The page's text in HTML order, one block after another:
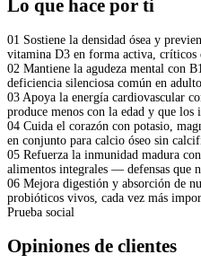
Lo que hace por ti
01 Sostiene la densidad ósea y
vitamina D3 en forma activa, críticos
02 Mantiene la agudeza mental con
deficiencia silenciosa común en
03 Apoya la energía cardiovascular
produce menos con la edad y que los
04 Cuida el corazón con potasio,
en conjunto para calcio óseo sin
05 Refuerza la inmunidad madura
alimentos integrales — defensas que
06 Mejora digestión y absorción de
probióticos vivos, cada vez más
Prueba social
Opiniones de clientes